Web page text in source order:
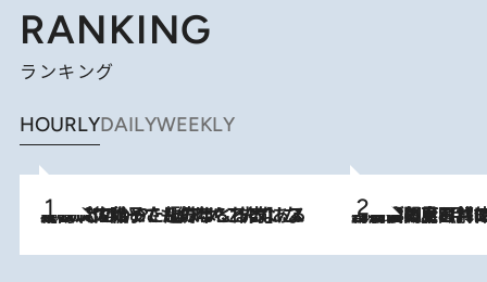
RANKING
ランキング
HOURLYDAILYWEEKLY
2026.8.5
【阿川佐和子さんの年とる力】なぜ70代で始めた趣味は“こんなに楽しい”のか？ ピアノ、俳句…スランプに陥っても続けられる“ある秘訣”とは 2026.8.8
「最後に見られてよかった」上野動物園の東園パンダ舎が解体前に特別公開。8月16日まで延長されたパネル展と共に辿る“半世紀”のパンダ飼育《解体工事の図面あり》